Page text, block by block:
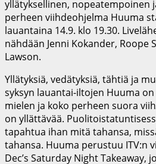
yllätyksellinen, nopeatempoinen
perheen viihdeohjelma Huuma
lauantaina 14.9. klo 19.30.
nähdään Jenni Kokander, Roope
Lawson.
Yllätyksiä, vedätyksiä, tähtiä ja
syksyn lauantai-iltojen Huuma
mielen ja koko perheen suora
on yllättävää.
tapahtua ihan mitä tahansa,
tahansa. Huuma perustuu ITV:n
Dec’s Saturday Night Takeaway,